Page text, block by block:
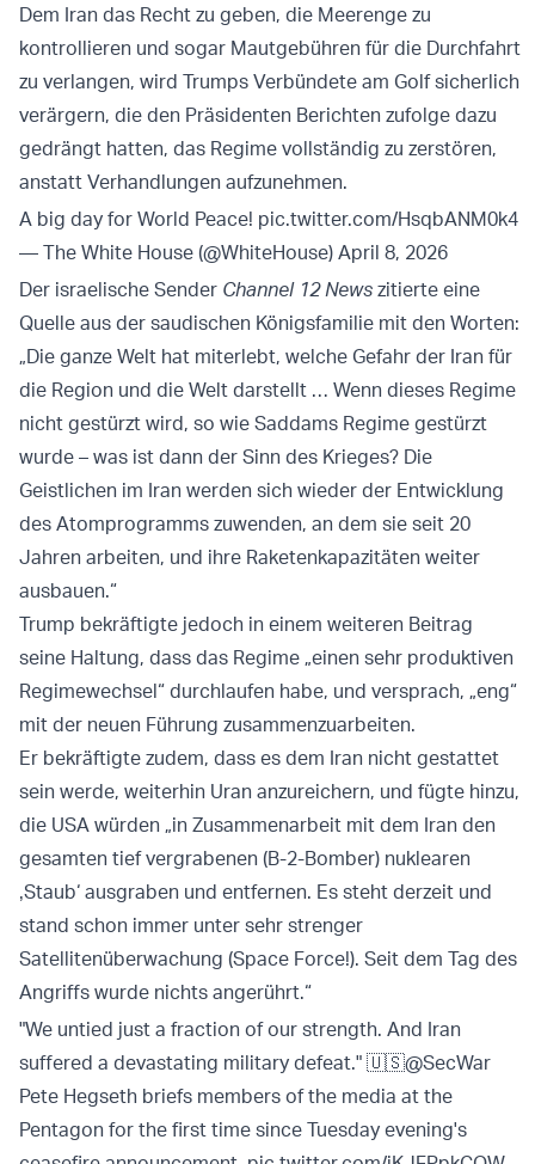
Dem Iran das Recht zu geben, die Meerenge zu
kontrollieren und sogar Mautgebühren für die Durchfahrt
zu verlangen, wird Trumps Verbündete am Golf sicherlich
verärgern, die den Präsidenten Berichten zufolge dazu
gedrängt hatten, das Regime vollständig zu zerstören,
anstatt Verhandlungen aufzunehmen.
A big day for World Peace! pic.twitter.com/HsqbANM0k4
— The White House (@WhiteHouse) April 8, 2026
Der israelische Sender Channel 12 News zitierte eine
Quelle aus der saudischen Königsfamilie mit den Worten:
„Die ganze Welt hat miterlebt, welche Gefahr der Iran für
die Region und die Welt darstellt … Wenn dieses Regime
nicht gestürzt wird, so wie Saddams Regime gestürzt
wurde – was ist dann der Sinn des Krieges? Die
Geistlichen im Iran werden sich wieder der Entwicklung
des Atomprogramms zuwenden, an dem sie seit 20
Jahren arbeiten, und ihre Raketenkapazitäten weiter
ausbauen.“
Trump bekräftigte jedoch in einem weiteren Beitrag
seine Haltung, dass das Regime „einen sehr produktiven
Regimewechsel“ durchlaufen habe, und versprach, „eng“
mit der neuen Führung zusammenzuarbeiten.
Er bekräftigte zudem, dass es dem Iran nicht gestattet
sein werde, weiterhin Uran anzureichern, und fügte hinzu,
die USA würden „in Zusammenarbeit mit dem Iran den
gesamten tief vergrabenen (B-2-Bomber) nuklearen
‚Staub‘ ausgraben und entfernen. Es steht derzeit und
stand schon immer unter sehr strenger
Satellitenüberwachung (Space Force!). Seit dem Tag des
Angriffs wurde nichts angerührt.“
"We untied just a fraction of our strength. And Iran
suffered a devastating military defeat." 🇺🇸@SecWar
Pete Hegseth briefs members of the media at the
Pentagon for the first time since Tuesday evening's